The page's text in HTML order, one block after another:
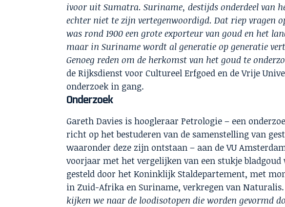
ivoor uit Sumatra. Suriname, destijds onderdeel van
echter niet te zijn vertegenwoordigd. Dat riep vragen
was rond 1900 een grote exporteur van goud en het
maar in Suriname wordt al generatie op generatie
Genoeg reden om de herkomst van het goud te
de Rijksdienst voor Cultureel Erfgoed en de Vrije
onderzoek in gang.
Onderzoek
Gareth Davies is hoogleraar Petrologie – een
richt op het bestuderen van de samenstelling van
waaronder deze zijn ontstaan – aan de VU
voorjaar met het vergelijken van een stukje bladgoud
gesteld door het Koninklijk Staldepartement, met
in Zuid-Afrika en Suriname, verkregen van Naturalis.
kijken we naar de loodisotopen die worden gevormd